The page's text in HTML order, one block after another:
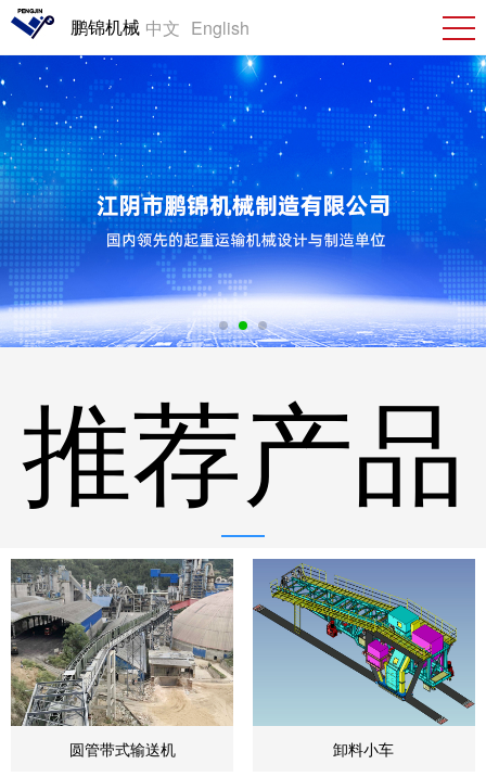
鹏锦机械 中文 English
推荐产品
圆管带式输送机 卸料小车